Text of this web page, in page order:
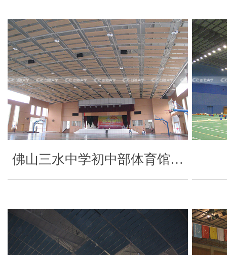
佛山三水中学初中部体育馆…